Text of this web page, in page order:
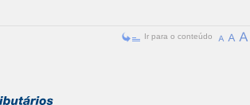
Ir para o conteúdo